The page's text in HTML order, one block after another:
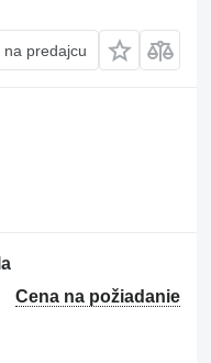
predajcu
Cena na požiadanie